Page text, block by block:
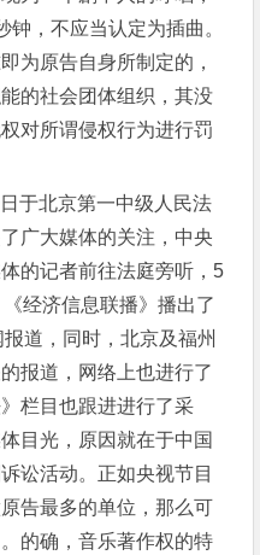
，不应当认定为插曲。
为原告自身所制定的，
的社会团体组织，其没
对所谓侵权行为进行罚
北京第一中级人民法
广大媒体的关注，中央
的记者前往法庭旁听，5
经济信息联播》播出了
道，同时，北京及福州
报道，网络上也进行了
栏目也跟进进行了采
目光，原因就在于中国
讼活动。正如央视节目
告最多的单位，那么可
的确，音乐著作权的特